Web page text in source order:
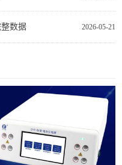
2026-05-21
整数据